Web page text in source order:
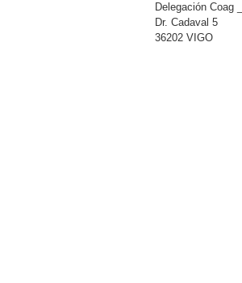
Delegación Coag
Dr. Cadaval 5
36202 VIGO